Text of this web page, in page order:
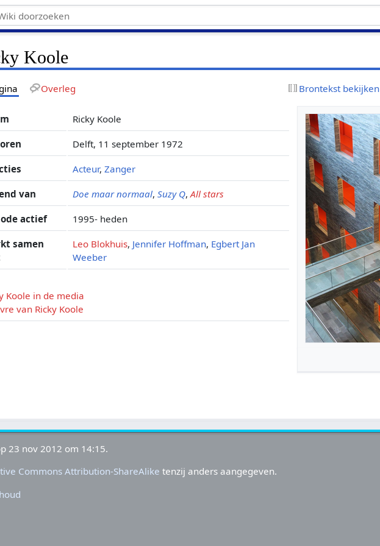
Koole
Overleg Brontekst bekijken
Ricky Koole
Delft, 11 september 1972
Acteur,Zanger
van Doe maar normaal,Suzy Q,All stars
actief 1995- heden
samen
Leo Blokhuis, Jennifer Hoffman, Egbert Jan
Weeber
Koole in de media
van Ricky Koole
23 nov 2012 om 14:15.
Commons Attribution-ShareAlike tenzij anders aangegeven.